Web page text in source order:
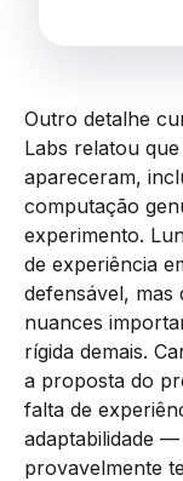
Outro detalhe
Labs relatou
apareceram,
computação
experimento.
de experiência
defensável,
nuances
rígida demais.
a proposta do
falta de
adaptabilidade
provavelmente